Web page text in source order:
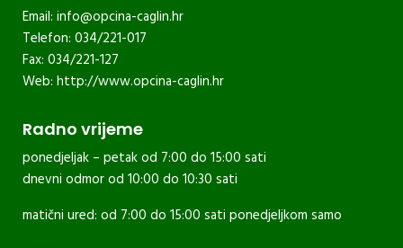
Email: info@opcina-caglin.hr
Telefon: 034/221-017
Fax: 034/221-127
Web: http://www.opcina-caglin.hr
Radno vrijeme
ponedjeljak – petak od 7:00 do 15:00 sati
dnevni odmor od 10:00 do 10:30 sati
matični ured: od 7:00 do 15:00 sati ponedjeljkom samo